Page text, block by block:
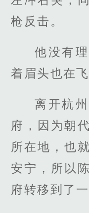
枪反击。
他没有
着眉头也在
离开杭
府，因为朝
所在地，也
安宁，所以
府转移到了